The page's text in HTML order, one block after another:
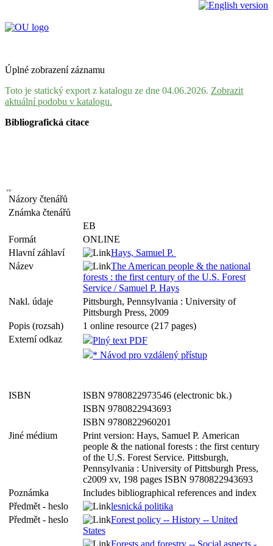
Úplné zobrazení záznamu
Toto je statický export z katalogu ze dne 04.06.2026. Zobrazit
aktuální podobu v katalogu.
Bibliografická citace
Názory čtenářů
Známka čtenářů
EB
Formát
ONLINE
Hlavní záhlaví
Hays, Samuel P.
Název
The American people & the national
forests : the first century of the U.S. Forest
Service / Samuel P. Hays
Nakl. údaje
Pittsburgh, Pennsylvania : University of
Pittsburgh Press, 2009
Popis (rozsah)
1 online resource (217 pages)
Externí odkaz
Plný text PDF
* Návod pro vzdálený přístup
ISBN
ISBN 9780822973546 (electronic bk.)
ISBN 9780822943693
ISBN 9780822960201
Jiné médium
Print version: Hays, Samuel P. American
people & the national forests : the first century
of the U.S. Forest Service. Pittsburgh,
Pennsylvania : University of Pittsburgh Press,
c2009 xv, 198 pages ISBN 9780822943693
Poznámka
Includes bibliographical references and index
Předmět - heslo
lesnická politika
Předmět - heslo
Forest policy -- History -- United
States
Forests and forestry -- Social aspects -